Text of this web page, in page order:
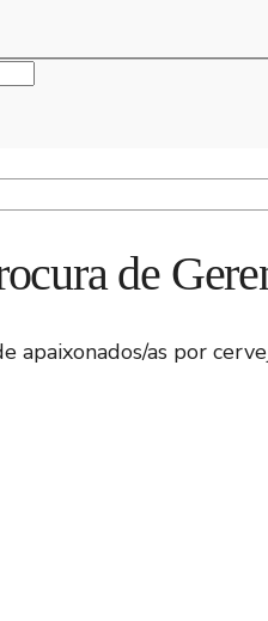
de
apaixonados/as por